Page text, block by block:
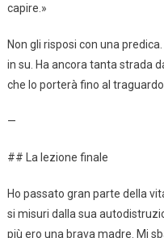
capire.»
Non gli risposi con una
in su. Ha ancora tanta strada
che lo porterà fino al traguardo.
—
## La lezione finale
Ho passato gran parte della
si misuri dalla sua
più ero una brava madre. Mi